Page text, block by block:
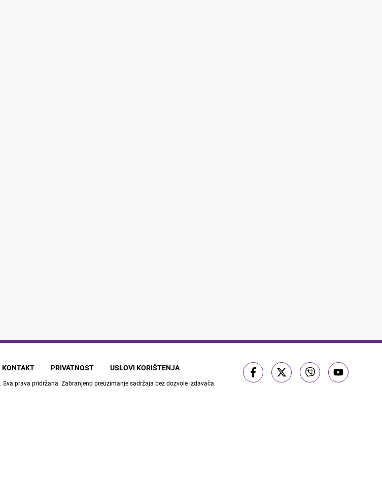
KONTAKT PRIVATNOST USLOVI KORIŠTENJA
. Sva prava pridržana. Zabranjeno preuzimanje sadržaja bez dozvole izdavača.